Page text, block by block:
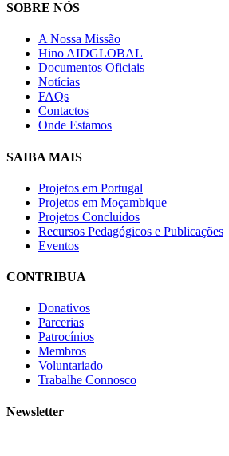
SOBRE NÓS
A Nossa Missão
Hino AIDGLOBAL
Documentos Oficiais
Notícias
FAQs
Contactos
Onde Estamos
SAIBA MAIS
Projetos em Portugal
Projetos em Moçambique
Projetos Concluídos
Recursos Pedagógicos e Publicações
Eventos
CONTRIBUA
Donativos
Parcerias
Patrocínios
Membros
Voluntariado
Trabalhe Connosco
Newsletter